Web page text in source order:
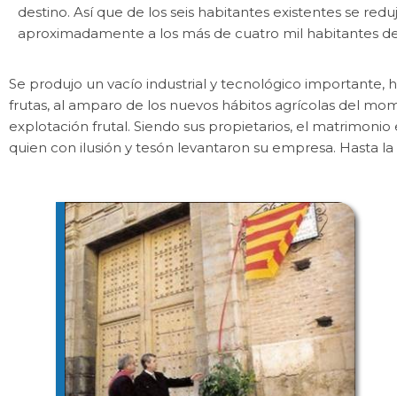
destino. Así que de los seis habitantes existentes se
aproximadamente a los más de cuatro mil habitantes
Se produjo un vacío industrial y tecnológico importante,
frutas, al amparo de los nuevos hábitos agrícolas del
explotación frutal. Siendo sus propietarios, el
quien con ilusión y tesón levantaron su empresa. Hasta